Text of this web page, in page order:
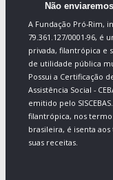
Não
A Fundação Pró-Rim,
79.361.127/0001-96, é
privada, filantrópica e
de utilidade pública
Possui a Certificação
Assistência Social -
emitido pelo
filantrópica, nos
brasileira, é isenta
suas receitas.